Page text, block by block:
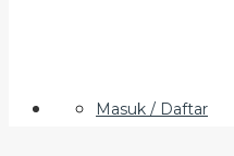
Masuk / Daftar